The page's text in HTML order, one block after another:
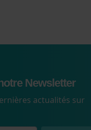
Newsletter
actualités sur